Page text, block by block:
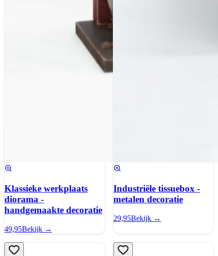
Klassieke werkplaats
diorama -
handgemaakte decoratie
49,95Bekijk →
Industriële tissuebox -
metalen decoratie
29,95Bekijk →